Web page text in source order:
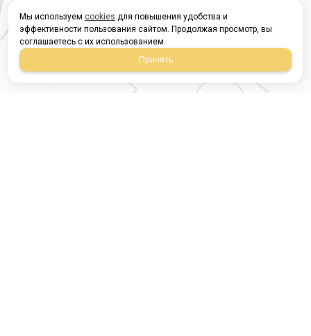
Мы используем cookies для повышения удобства и
эффективности пользования сайтом. Продолжая просмотр, вы
соглашаетесь с их использованием.
Принять